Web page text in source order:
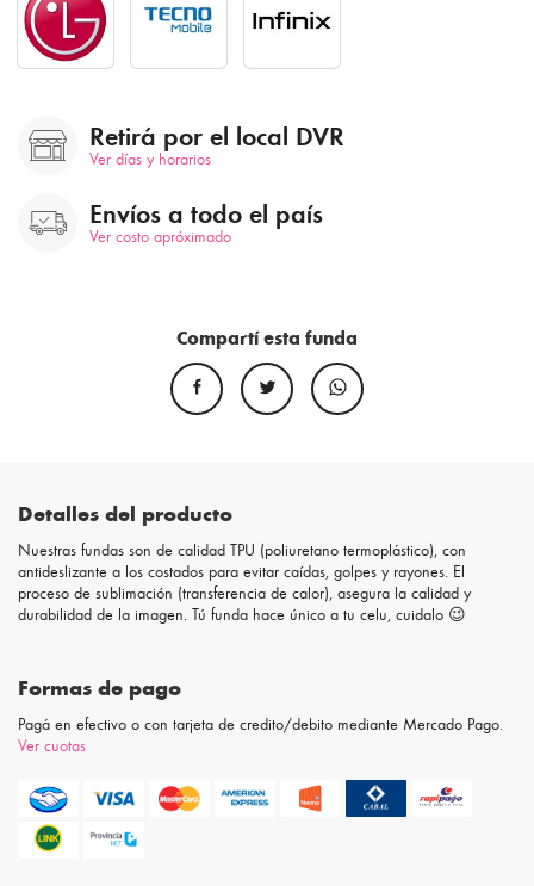
Retirá por el local DVR
Ver días y horarios
Envíos a todo el país
Ver costo apróximado
Compartí esta funda
Detalles del producto
Nuestras fundas son de calidad TPU (poliuretano termoplástico), con
antideslizante a los costados para evitar caídas, golpes y rayones. El
proceso de sublimación (transferencia de calor), asegura la calidad y
durabilidad de la imagen. Tú funda hace único a tu celu, cuidalo 😉
Formas de pago
Pagá en efectivo o con tarjeta de credito/debito mediante Mercado Pago.
Ver cuotas